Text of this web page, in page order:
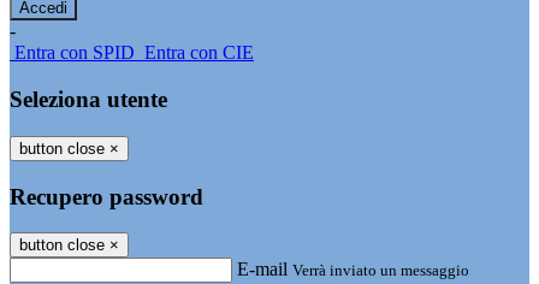
-
Entra con SPID Entra con CIE
Seleziona utente
button close ×
Recupero password
button close ×
E-mail Verrà inviato un messaggio